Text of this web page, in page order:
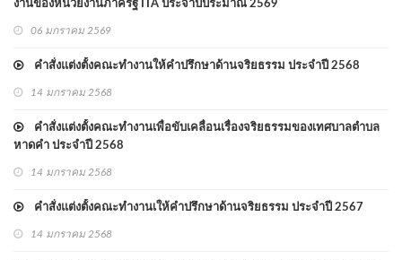
งานของหน่วยงานภาครัฐ ITA ประจำปีประมาณ 2569
06 มกราคม 2569
คำสั่งแต่งตั้งคณะทำงานให้คำปรึกษาด้านจริยธรรม ประจำปี 2568
14 มกราคม 2568
คำสั่งแต่งตั้งคณะทำงานเพื่อขับเคลื่อนเรื่องจริยธรรมของเทศบาลตำบล
หาดคำ ประจำปี 2568
14 มกราคม 2568
คำสั่งแต่งตั้งคณะทำงานเให้คำปรึกษาด้านจริยธรรม ประจำปี 2567
14 มกราคม 2568